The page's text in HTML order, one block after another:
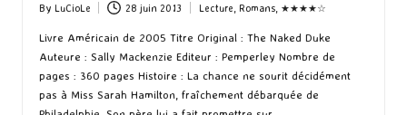
Posted
by
By LuCioLe 28 juin 2013
Posted
in
Lecture Romans, ★★★★☆
Livre Américain de 2005 Titre Original : The Naked Duke
Auteure : Sally Mackenzie Editeur : Pemperley Nombre de
pages : 360 pages Histoire : La chance ne sourit décidément
pas à Miss Sarah Hamilton, fraîchement débarquée de